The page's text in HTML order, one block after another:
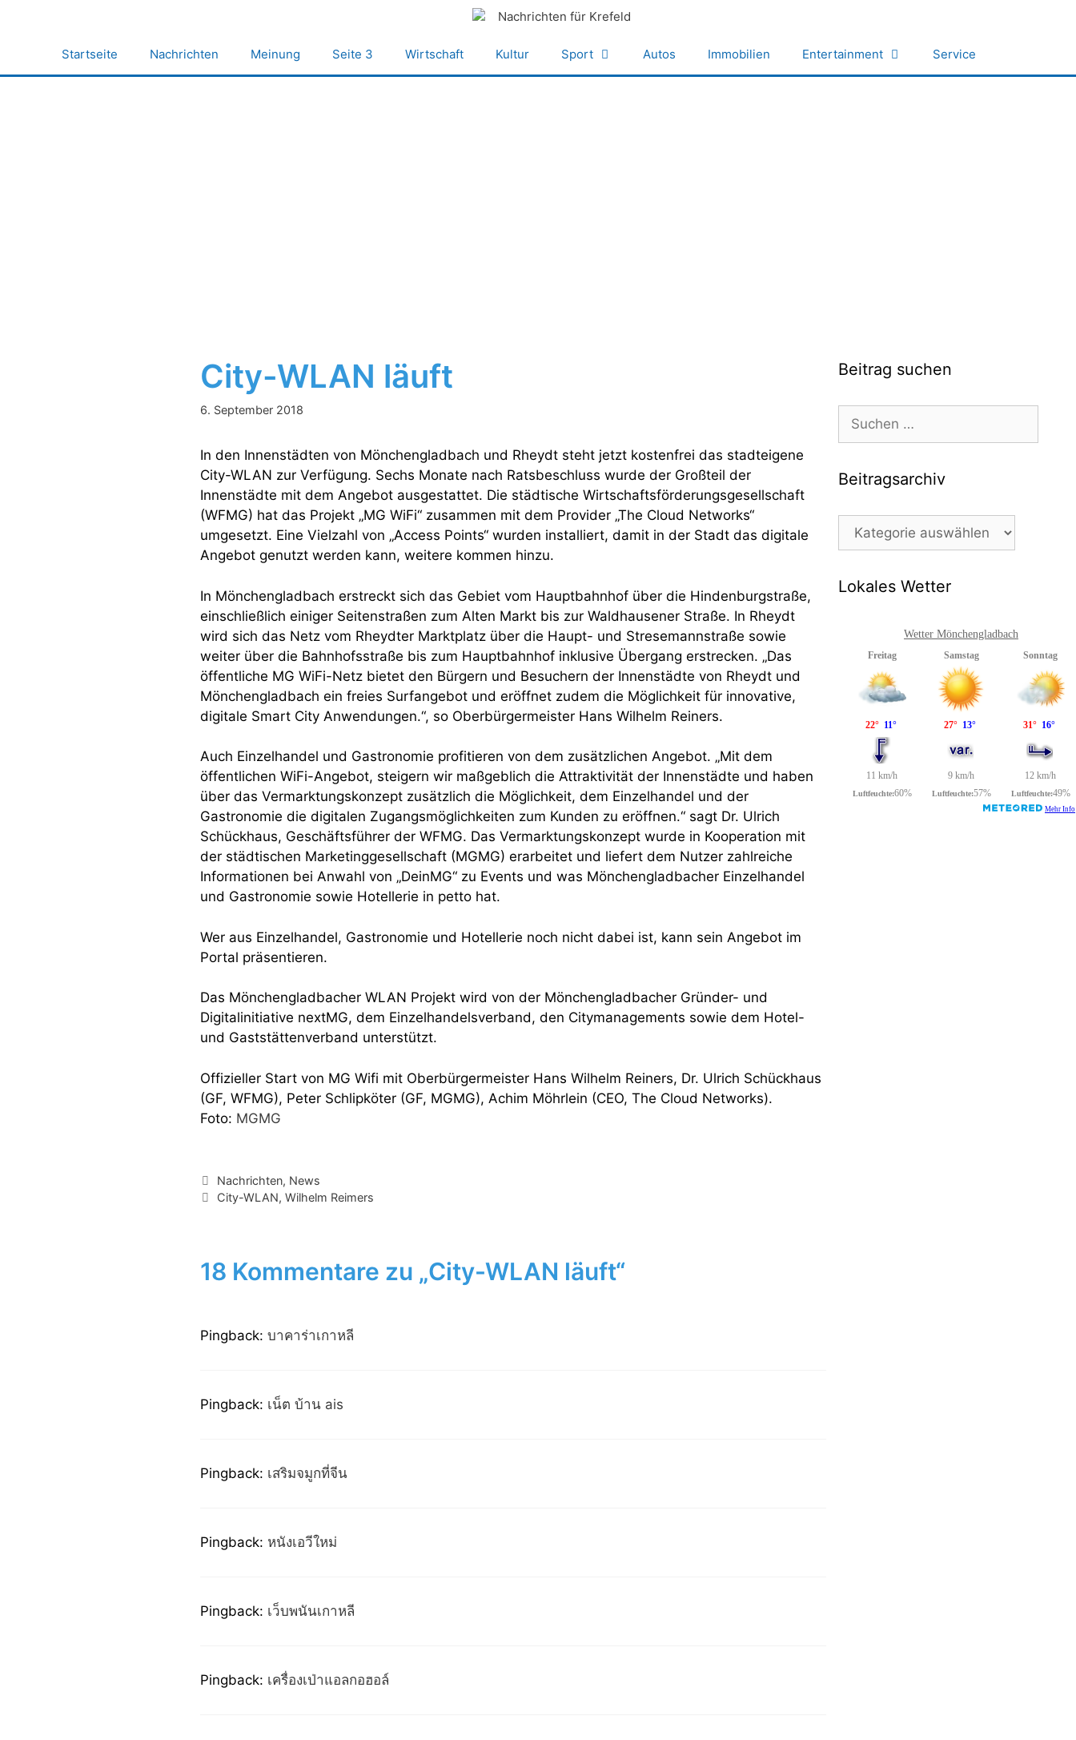
Startseite Nachrichten Meinung Seite 3 Wirtschaft Kultur Sport Autos Immobilien Entertainment Service
City-WLAN läuft
6. September 2018
In den Innenstädten von Mönchengladbach und Rheydt steht jetzt kostenfrei das stadteigene
City-WLAN zur Verfügung. Sechs Monate nach Ratsbeschluss wurde der Großteil der
Innenstädte mit dem Angebot ausgestattet. Die städtische Wirtschaftsförderungsgesellschaft
(WFMG) hat das Projekt „MG WiFi“ zusammen mit dem Provider „The Cloud Networks“
umgesetzt. Eine Vielzahl von „Access Points“ wurden installiert, damit in der Stadt das digitale
Angebot genutzt werden kann, weitere kommen hinzu.
In Mönchengladbach erstreckt sich das Gebiet vom Hauptbahnhof über die Hindenburgstraße,
einschließlich einiger Seitenstraßen zum Alten Markt bis zur Waldhausener Straße. In Rheydt
wird sich das Netz vom Rheydter Marktplatz über die Haupt- und Stresemannstraße sowie
weiter über die Bahnhofsstraße bis zum Hauptbahnhof inklusive Übergang erstrecken. „Das
öffentliche MG WiFi-Netz bietet den Bürgern und Besuchern der Innenstädte von Rheydt und
Mönchengladbach ein freies Surfangebot und eröffnet zudem die Möglichkeit für innovative,
digitale Smart City Anwendungen.“, so Oberbürgermeister Hans Wilhelm Reiners.
Auch Einzelhandel und Gastronomie profitieren von dem zusätzlichen Angebot. „Mit dem
öffentlichen WiFi-Angebot, steigern wir maßgeblich die Attraktivität der Innenstädte und haben
über das Vermarktungskonzept zusätzlich die Möglichkeit, dem Einzelhandel und der
Gastronomie die digitalen Zugangsmöglichkeiten zum Kunden zu eröffnen.“ sagt Dr. Ulrich
Schückhaus, Geschäftsführer der WFMG. Das Vermarktungskonzept wurde in Kooperation mit
der städtischen Marketinggesellschaft (MGMG) erarbeitet und liefert dem Nutzer zahlreiche
Informationen bei Anwahl von „DeinMG“ zu Events und was Mönchengladbacher Einzelhandel
und Gastronomie sowie Hotellerie in petto hat.
Wer aus Einzelhandel, Gastronomie und Hotellerie noch nicht dabei ist, kann sein Angebot im
Portal präsentieren.
Das Mönchengladbacher WLAN Projekt wird von der Mönchengladbacher Gründer- und
Digitalinitiative nextMG, dem Einzelhandelsverband, den Citymanagements sowie dem Hotel-
und Gaststättenverband unterstützt.
Offizieller Start von MG Wifi mit Oberbürgermeister Hans Wilhelm Reiners, Dr. Ulrich Schückhaus
(GF, WFMG), Peter Schlipköter (GF, MGMG), Achim Möhrlein (CEO, The Cloud Networks).
Foto: MGMG
Kategorien
Nachrichten, News
Schlagwörter
City-WLAN,Wilhelm Reimers
18 Kommentare zu „City-WLAN läuft“
Pingback: บาคาร่าเกาหลี
Pingback: เน็ต บ้าน ais
Pingback: เสริมจมูกที่จีน
Pingback: หนังเอวีใหม่
Pingback: เว็บพนันเกาหลี
Pingback: เครื่องเป่าแอลกอฮอล์
Beitrag suchen
Suchen
nach:
Beitragsarchiv
Beitragsarchiv
Lokales Wetter
Wetter Mönchengladbach